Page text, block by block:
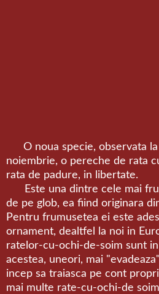
O noua specie, observata
noiembrie, o pereche de rata
rata de padure, in libertate.
Este una dintre cele mai
de pe glob, ea fiind originara
Pentru frumusetea ei este
ornament, dealtfel la noi in
ratelor-cu-ochi-de-soim sunt
acestea, uneori, mai
incep sa traiasca pe cont
mai multe rate-cu-ochi-de